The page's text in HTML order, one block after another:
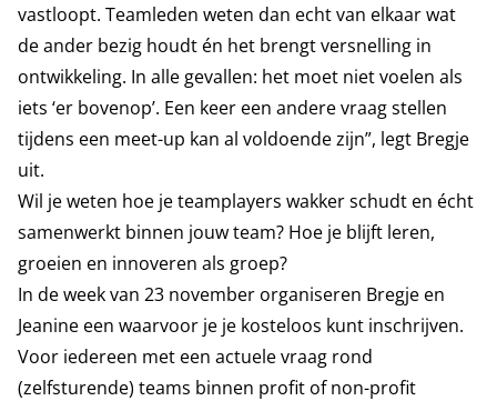
vastloopt. Teamleden weten dan echt van elkaar wat
de ander bezig houdt én het brengt versnelling in
ontwikkeling. In alle gevallen: het moet niet voelen als
iets ‘er bovenop’. Een keer een andere vraag stellen
tijdens een meet-up kan al voldoende zijn”, legt Bregje
uit.
Wil je weten hoe je teamplayers wakker schudt en écht
samenwerkt binnen jouw team? Hoe je blijft leren,
groeien en innoveren als groep?
In de week van 23 november organiseren Bregje en
Jeanine een waarvoor je je kosteloos kunt inschrijven.
Voor iedereen met een actuele vraag rond
(zelfsturende) teams binnen profit of non-profit